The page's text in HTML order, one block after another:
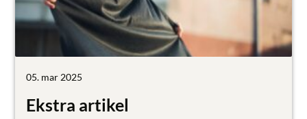
05. mar 2025
Ekstra artikel